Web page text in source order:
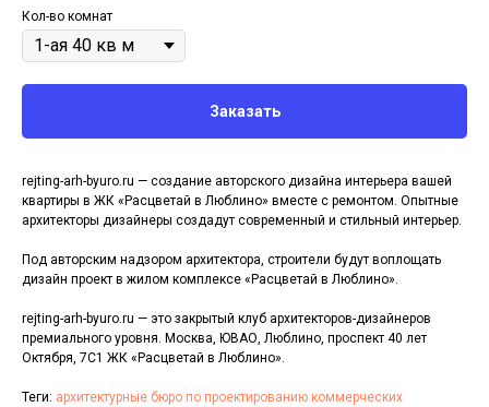
Кол-во комнат
Заказать
rejting-arh-byuro.ru — создание авторского дизайна интерьера вашей
квартиры в ЖК «Расцветай в Люблино» вместе с ремонтом. Опытные
архитекторы дизайнеры создадут современный и стильный интерьер.
Под авторским надзором архитектора, строители будут воплощать
дизайн проект в жилом комплексе «Расцветай в Люблино».
rejting-arh-byuro.ru — это закрытый клуб архитекторов-дизайнеров
премиального уровня. Москва, ЮВАО, Люблино, проспект 40 лет
Октября, 7С1 ЖК «Расцветай в Люблино».
Теги: архитектурные бюро по проектированию коммерческих